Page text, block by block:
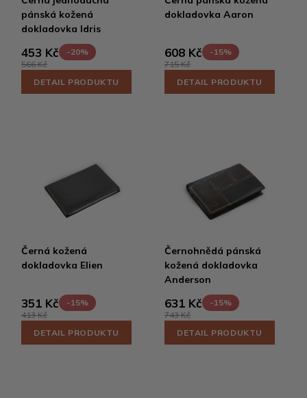
pánská kožená
dokladovka Idris
453 Kč
-20%
566 Kč
DETAIL PRODUKTU
dokladovka Aaron
608 Kč
-15%
715 Kč
DETAIL PRODUKTU
Černá kožená
dokladovka Elien
351 Kč
-15%
413 Kč
DETAIL PRODUKTU
Černohnědá pánská
kožená dokladovka
Anderson
631 Kč
-15%
743 Kč
DETAIL PRODUKTU